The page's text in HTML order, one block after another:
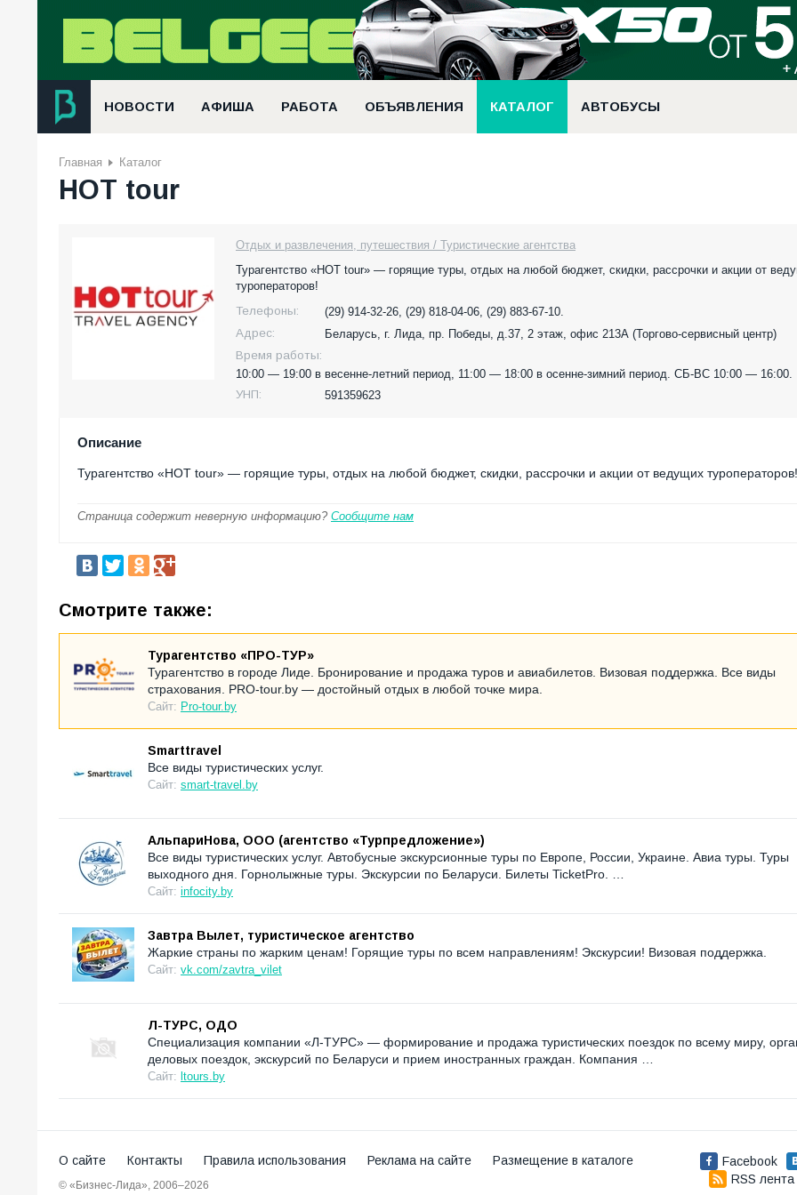
НОВОСТИ АФИША РАБОТА ОБЪЯВЛЕНИЯ КАТАЛОГ АВТОБУСЫ
Главная Каталог
HOT tour
Отдых и развлечения, путешествия / Туристические агентства
Турагентство «HOT tour» — горящие туры, отдых на любой бюджет, скидки, рассрочки и акции от
туроператоров!
Телефоны:
(29) 914-32-26, (29) 818-04-06, (29) 883-67-10.
Адрес:
Беларусь, г. Лида, пр. Победы, д.37, 2 этаж, офис 213А (Торгово-сервисный центр)
Время работы:
10:00 — 19:00 в весенне-летний период, 11:00 — 18:00 в осенне-зимний период. СБ-ВС 10:00 — 16:00.
УНП:
591359623
Описание
Турагентство «HOT tour» — горящие туры, отдых на любой бюджет, скидки, рассрочки и акции от ведущих туроператоров!
Страница содержит неверную информацию? Сообщите нам
Смотрите также:
Турагентство «ПРО-ТУР»
Турагентство в городе Лиде. Бронирование и продажа туров и авиабилетов. Визовая поддержка. Все виды
страхования. PRO-tour.by — достойный отдых в любой точке мира.
Сайт: Pro-tour.by
Smarttravel
Все виды туристических услуг.
Сайт: smart-travel.by
АльпариНова, ООО (агентство «Турпредложение»)
Все виды туристических услуг. Автобусные экскурсионные туры по Европе, России, Украине. Авиа туры. Туры
выходного дня. Горнолыжные туры. Экскурсии по Беларуси. Билеты TicketPro. …
Сайт: infocity.by
Завтра Вылет, туристическое агентство
Жаркие страны по жарким ценам! Горящие туры по всем направлениям! Экскурсии! Визовая поддержка.
Сайт: vk.com/zavtra_vilet
Л-ТУРС, ОДО
Специализация компании «Л-ТУРС» — формирование и продажа туристических поездок по всему миру,
деловых поездок, экскурсий по Беларуси и прием иностранных граждан. Компания …
Сайт: ltours.by
О сайте Контакты Правила использования Реклама на сайте Размещение в каталоге
© «Бизнес-Лида», 2006–2026
Facebook
RSS лента